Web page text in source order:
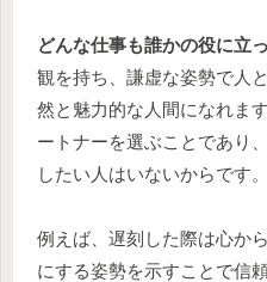
どんな仕事も誰かの役に立
観を持ち、謙虚な姿勢で人
然と魅力的な人間になれま
ートナーを選ぶことであり
したい人はいないからです。
例えば、遅刻した際は心か
にする姿勢を示すことで信